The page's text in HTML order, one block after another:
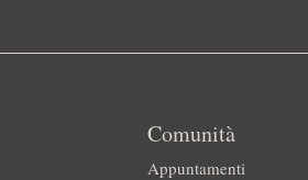
Comunità
Appuntamenti